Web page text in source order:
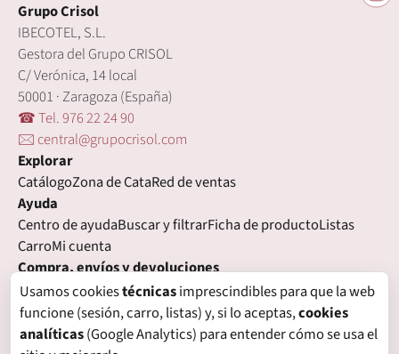
Grupo Crisol
IBECOTEL, S.L.
Gestora del Grupo CRISOL
C/ Verónica, 14 local
50001 · Zaragoza (España)
☎ Tel. 976 22 24 90
🖂 central@grupocrisol.com
Explorar
CatálogoZona de CataRed de ventas
Ayuda
Centro de ayudaBuscar y filtrarFicha de productoListas
CarroMi cuenta
Compra, envíos y devoluciones
Condiciones de compraFormas de pagoGastos de envío
Plazos de entregaDevolucionesGarantía
Legal
Usamos cookiestécnicasimprescindibles para que la web
funcione (sesión, carro, listas) y, si lo aceptas,cookies
analíticas(Google Analytics) para entender cómo se usa el